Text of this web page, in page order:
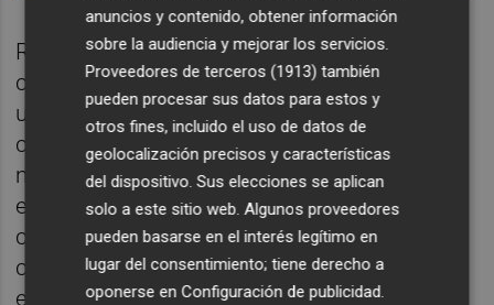
Respecto a la segunda opción, el punto 47
contempla la celebración de un pleno
urgente, siempre y cuando "lo solicite la
cuarta parte, al menos, del número legal de
miembros de la corporación", es decir, siete
ediles, toda vez que el hemiciclo se
compone de 27 representantes. Esa
cantidad justo es la que ostenta el PP en
esta legislatura, con lo que le bastaría con la
anuncios y contenido, obtener información
sobre la audiencia y mejorar los servicios.
Proveedores de terceros (1913) también
pueden procesar sus datos para estos y
otros fines, incluido el uso de datos de
geolocalización precisos y características
del dispositivo. Sus elecciones se aplican
solo a este sitio web. Algunos proveedores
pueden basarse en el interés legítimo en
lugar del consentimiento; tiene derecho a
oponerse enConfiguración de publicidad.